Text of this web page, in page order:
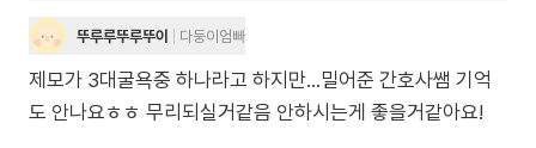
뚜루루뚜루뚜이 다둥이엄빠
제모가 3대굴욕중 하나라고 하지만...밀어준 간호사쌤 기억
도 안나요ㅎㅎ 무리되실거같음 안하시는게 좋을거같아요!